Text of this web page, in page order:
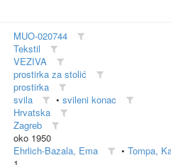
MUO-020744
Tekstil
VEZIVA
prostirka za stolić
prostirka
svila • svileni konac
Hrvatska
Zagreb
oko 1950
Ehrlich-Bazala, Ema • Tompa,